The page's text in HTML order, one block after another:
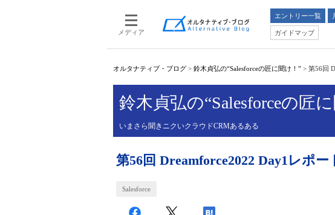
メディア
エントリー一覧
ガイドマップ
オルタナティブ・ブログ > 鈴木貞弘の“Salesforceの匠に聞け！” > 第56回
鈴木貞弘の“Salesforceの匠
いまさら聞きニクいクラウドCRMあるある
第56回 Dreamforce2022 Day1レポー
Salesforce